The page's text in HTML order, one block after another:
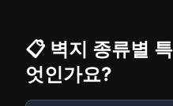
📋 벽지 종류별
엇인가요?